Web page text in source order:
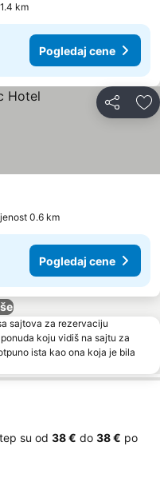
km
Pogledaj cene
Deli
0.6 km
Pogledaj cene
sajtova za rezervaciju
koju vidiš na sajtu za
ista kao ona koja je bila
su od ‎38 € do ‎38 € po